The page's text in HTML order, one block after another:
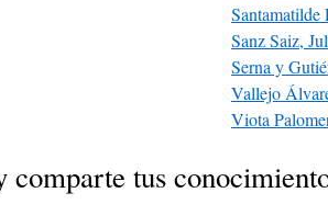
Santamatilde
Sanz Saiz,
Serna y
Vallejo
Viota
comparte tus